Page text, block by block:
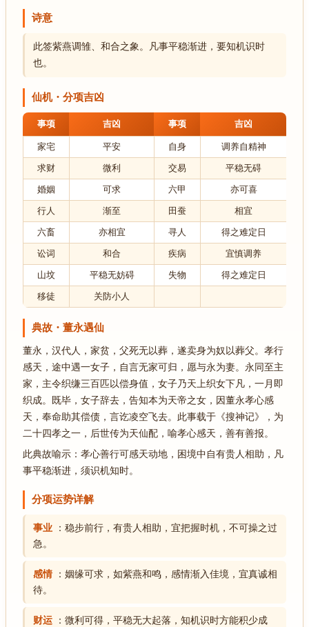
诗意
此签紫燕调雏、和合之象。凡事平稳渐进，要知机识时
也。
仙机・分项吉凶
事项 吉凶 事项 吉凶
家宅 平安 自身 调养自精神
求财 微利 交易 平稳无碍
婚姻 可求 六甲 亦可喜
行人 渐至 田蚕 相宜
六畜 亦相宜 寻人 得之难定日
讼词 和合 疾病 宜慎调养
山坟 平稳无妨碍 失物 得之难定日
移徒 关防小人
典故・董永遇仙
董永，汉代人，家贫，父死无以葬，遂卖身为奴以葬父。孝行
感天，途中遇一女子，自言无家可归，愿与永为妻。永同至主
家，主令织缣三百匹以偿身值，女子乃天上织女下凡，一月即
织成。既毕，女子辞去，告知本为天帝之女，因董永孝心感
天，奉命助其偿债，言讫凌空飞去。此事载于《搜神记》，为
二十四孝之一，后世传为天仙配，喻孝心感天，善有善报。
此典故喻示：孝心善行可感天动地，困境中自有贵人相助，凡
事平稳渐进，须识机知时。
分项运势详解
事业
：稳步前行，有贵人相助，宜把握时机，不可操之过
急。
感情
：姻缘可求，如紫燕和鸣，感情渐入佳境，宜真诚相
待。
财运
：微利可得，平稳无大起落，知机识时方能积少成